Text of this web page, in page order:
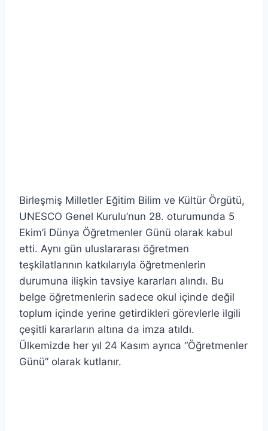
Birleşmiş Milletler Eğitim Bilim ve Kültür Örgütü,
UNESCO Genel Kurulu’nun 28. oturumunda 5
Ekim’i Dünya Öğretmenler Günü olarak kabul
etti. Aynı gün uluslararası öğretmen
teşkilatlarının katkılarıyla öğretmenlerin
durumuna ilişkin tavsiye kararları alındı. Bu
belge öğretmenlerin sadece okul içinde değil
toplum içinde yerine getirdikleri görevlerle ilgili
çeşitli kararların altına da imza atıldı.
Ülkemizde her yıl 24 Kasım ayrıca “Öğretmenler
Günü” olarak kutlanır.